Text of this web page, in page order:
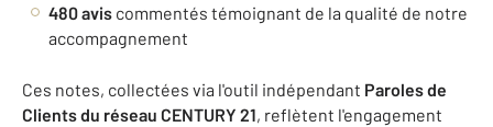
480 avis commentés témoignant de la qualité de notre
accompagnement
Ces notes, collectées via l'outil indépendant Paroles de
Clients du réseau CENTURY 21, reflètent l'engagement